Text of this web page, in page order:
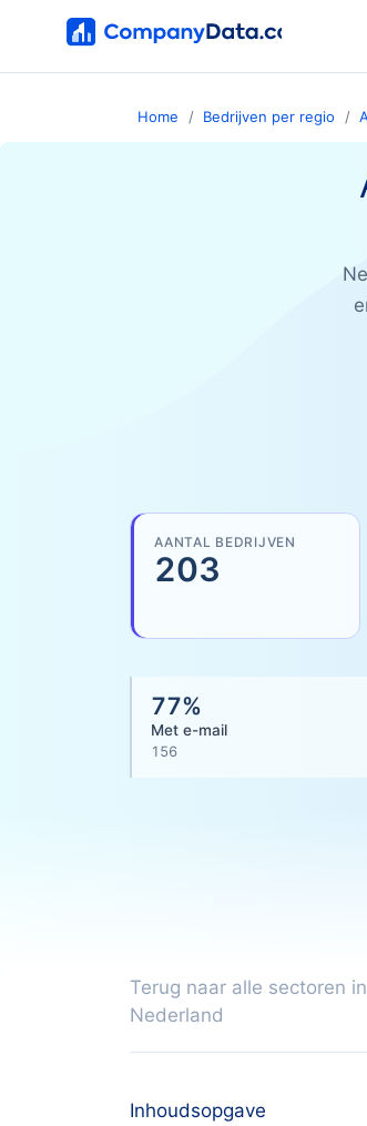
Home Bedrijven per regio
AANTAL BEDRIJVEN
203
77%
Met e-mail
156
Terug naar alle sectoren in
Nederland
Inhoudsopgave